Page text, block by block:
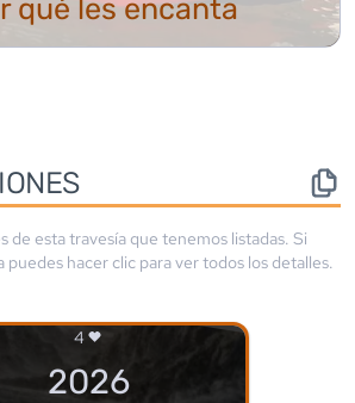
les encanta
de esta travesía que tenemos listadas. Si
puedes hacer clic para ver todos los detalles.
4
2026